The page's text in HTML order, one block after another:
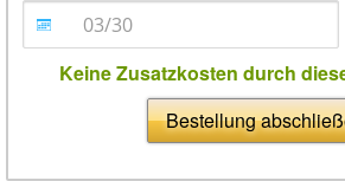
Keine Zusatzkosten durch
Bestellung